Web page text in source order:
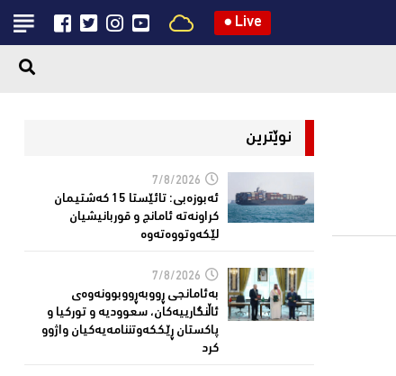
● Live
نوێترین
7/8/2026
ئەبوزەبی: تائێستا 15 كەشتیمان
كراونەتە ئامانج و قوربانیشیان
لێكەوتووەتەوە
7/8/2026
بەئامانجی ڕووبەڕووبوونەوەی
ئاڵنگارییەكان، سعوودیە و توركیا و
پاكستان ڕێككەوتننامەیەکیان واژوو
كرد